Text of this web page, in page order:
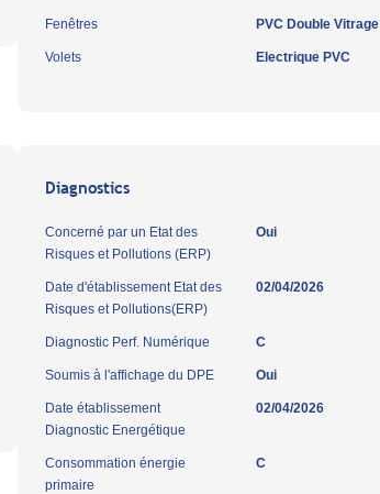
Fenêtres PVC Double Vitrage
Volets Electrique PVC
Diagnostics
Concerné par un Etat des
Risques et Pollutions (ERP)
Oui
Date d'établissement Etat des
Risques et Pollutions(ERP)
02/04/2026
Diagnostic Perf. Numérique C
Soumis à l'affichage du DPE Oui
Date établissement
Diagnostic Energétique
02/04/2026
Consommation énergie
primaire
C